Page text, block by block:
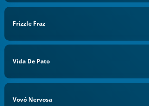
Frizzle Fraz
Vida De Pato
Vovó Nervosa